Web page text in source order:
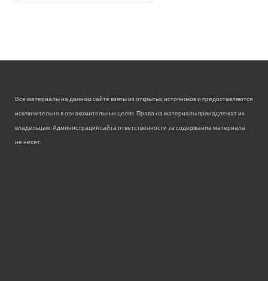
Все материалы на данном сайте взяты из открытых источников и предоставляются
исключительно в ознакомительных целях. Права на материалы принадлежат их
владельцам. Администрация сайта ответственности за содержание материала
не несет.